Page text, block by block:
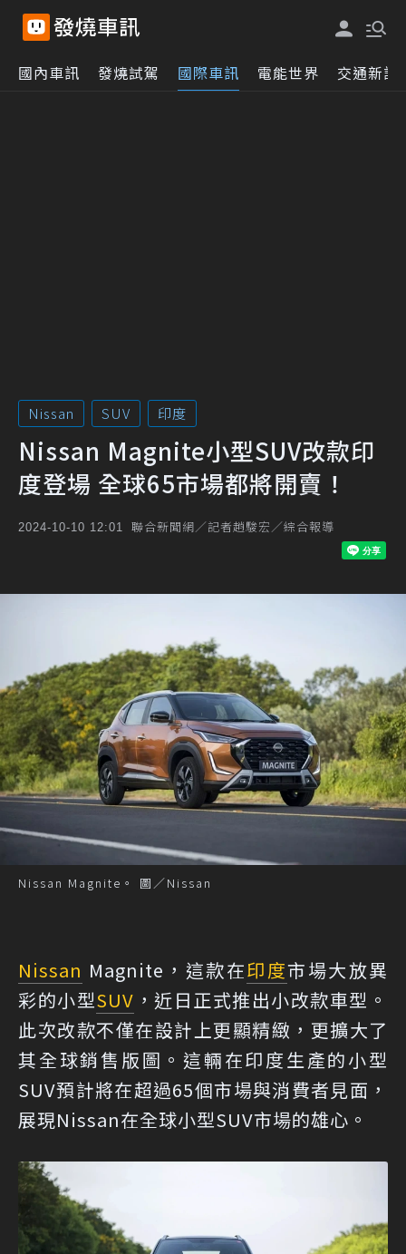
國內車訊 發燒試駕 國際車訊 電能世界 交通新訊
Nissan SUV 印度
Nissan Magnite小型SUV改款印
度登場 全球65市場都將開賣！
2024-10-10 12:01 聯合新聞網／記者趙駿宏／綜合報導
Nissan Magnite。 圖／Nissan
Nissan Magnite，這款在印度市場大放異
彩的小型SUV ，近日正式推出小改款車型。
此次改款不僅在設計上更顯精緻，更擴大了
其全球銷售版圖。這輛在印度生產的小型
SUV預計將在超過65個市場與消費者見面，
展現Nissan在全球小型SUV市場的雄心。